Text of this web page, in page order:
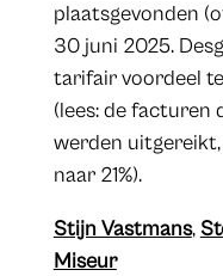
plaatsgevonden
30 juni 2025.
tarifair voordeel
(lees: de facturen
werden
naar 21%).
Stijn Vastmans,
Miseur